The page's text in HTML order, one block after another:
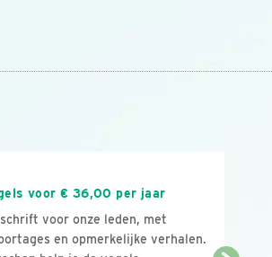
voor € 36,00 per jaar
voor onze leden, met
en opmerkelijke verhalen.